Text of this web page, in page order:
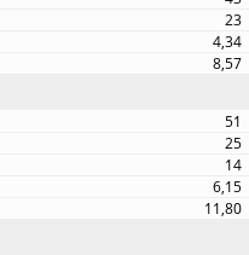
23
4,34
8,57
51
25
14
6,15
11,80